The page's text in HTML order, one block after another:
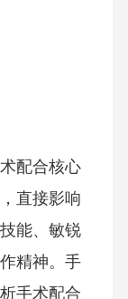
配合核心
直接影响
能、敏锐
精神。手
手术配合